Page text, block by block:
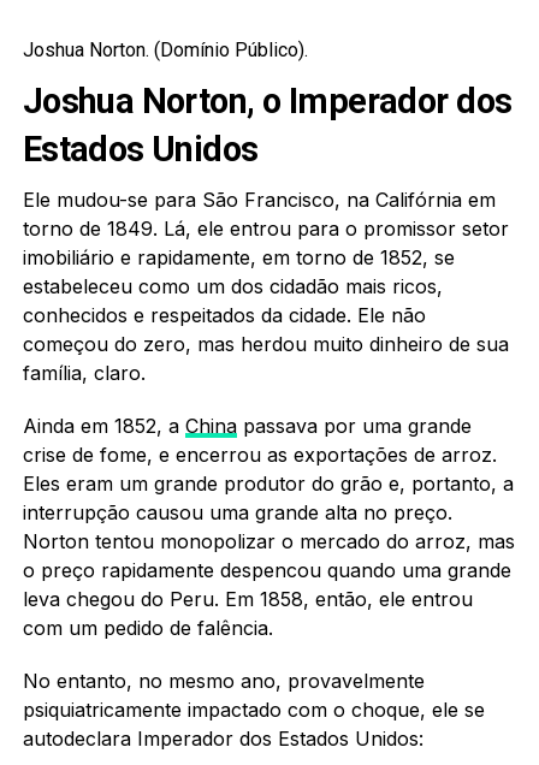
Joshua Norton. (Domínio Público).
Joshua Norton, o Imperador dos
Estados Unidos
Ele mudou-se para São Francisco, na Califórnia em
torno de 1849. Lá, ele entrou para o promissor setor
imobiliário e rapidamente, em torno de 1852, se
estabeleceu como um dos cidadão mais ricos,
conhecidos e respeitados da cidade. Ele não
começou do zero, mas herdou muito dinheiro de sua
família, claro.
Ainda em 1852, a Chinapassava por uma grande
crise de fome, e encerrou as exportações de arroz.
Eles eram um grande produtor do grão e, portanto, a
interrupção causou uma grande alta no preço.
Norton tentou monopolizar o mercado do arroz, mas
o preço rapidamente despencou quando uma grande
leva chegou do Peru. Em 1858, então, ele entrou
com um pedido de falência.
No entanto, no mesmo ano, provavelmente
psiquiatricamente impactado com o choque, ele se
autodeclara Imperador dos Estados Unidos: